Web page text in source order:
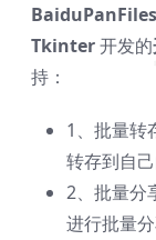
Tkinter开发的
持：
1、批量转
转存到自
2、批量分
进行批量分